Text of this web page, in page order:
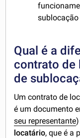
Qual é a
contrato de
de
Um contrato de
é um documento
seu representante
locatário, que é a